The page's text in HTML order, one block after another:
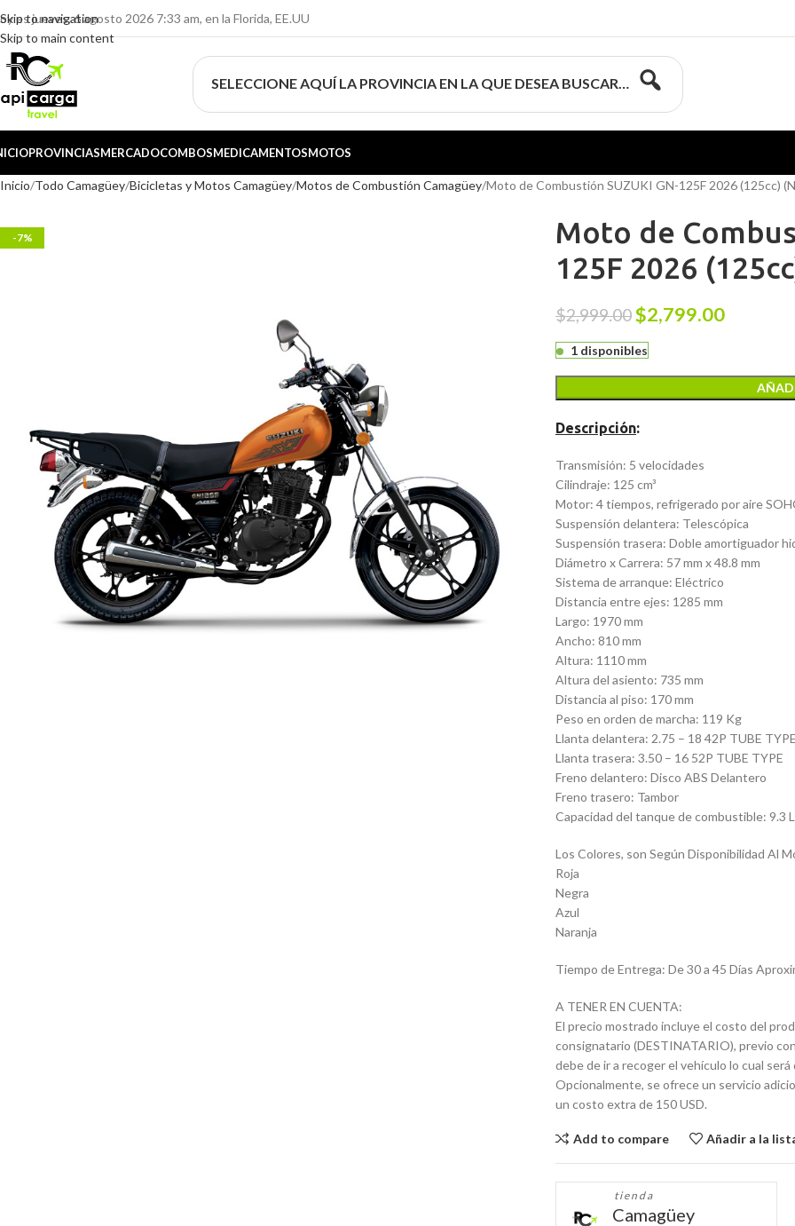
Skip to navigation
Skip to main content
es jueves, 6 agosto 2026 7:33 am, en la Florida, EE.UU
SELECCIONE AQUÍ LA PROVINCIA EN LA QUE DESEA BUSCAR…
PROVINCIASMERCADOCOMBOSMEDICAMENTOSMOTOS
Inicio Todo Camagüey Bicicletas y Motos Camagüey Motos de Combustión Camagüey Moto de Combustión SUZUKI GN-125F 2026 (125cc)
-7%
Moto de
125F 2026
$2,999.00$2,799.00
1 disponibles
Descripción:
Transmisión: 5 velocidades
Cilindraje: 125 cm³
Motor: 4 tiempos, refrigerado por aire
Suspensión delantera: Telescópica
Suspensión trasera: Doble amortiguador
Diámetro x Carrera: 57 mm x 48.8 mm
Sistema de arranque: Eléctrico
Distancia entre ejes: 1285 mm
Largo: 1970 mm
Ancho: 810 mm
Altura: 1110 mm
Altura del asiento: 735 mm
Distancia al piso: 170 mm
Peso en orden de marcha: 119 Kg
Llanta delantera: 2.75 – 18 42P TUBE TYPE
Llanta trasera: 3.50 – 16 52P TUBE TYPE
Freno delantero: Disco ABS Delantero
Freno trasero: Tambor
Capacidad del tanque de combustible: 9.3
Los Colores, son Según Disponibilidad Al
Roja
Negra
Azul
Naranja
Tiempo de Entrega: De 30 a 45 Días
A TENER EN CUENTA:
El precio mostrado incluye el costo del
consignatario (DESTINATARIO), previo
debe de ir a recoger el vehículo lo cual
Opcionalmente, se ofrece un servicio
un costo extra de 150 USD.
Add to compare Añadir a la
tienda
Camagüey